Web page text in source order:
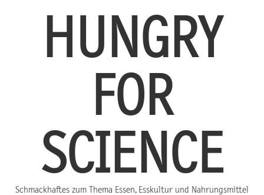
HUNGRY
FOR
SCIENCE
Schmackhaftes zum Thema Essen, Esskultur und Nahrungsmittel